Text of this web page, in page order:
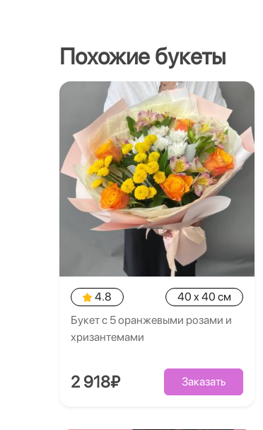
Похожие букеты
4.8
40 x 40 см
Букет с 5 оранжевыми розами и
хризантемами
2 918₽ Заказать